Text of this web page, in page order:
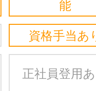
能
資格手当あ
正社員登用